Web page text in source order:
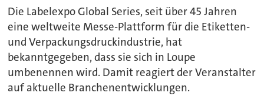
Die Labelexpo Global Series, seit über 45 Jahren
eine weltweite Messe-Plattform für die Etiketten-
und Verpackungsdruckindustrie, hat
bekanntgegeben, dass sie sich in Loupe
umbenennen wird. Damit reagiert der Veranstalter
auf aktuelle Branchenentwicklungen.